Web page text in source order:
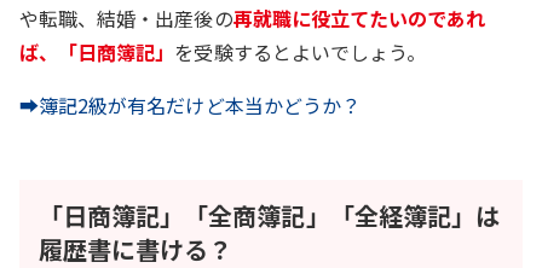
や転職、結婚・出産後の再就職に役立てたいのであれ
ば、「日商簿記」 を受験するとよいでしょう。
➡簿記2級が有名だけど本当かどうか？
「日商簿記」「全商簿記」「全経簿記」は
履歴書に書ける？